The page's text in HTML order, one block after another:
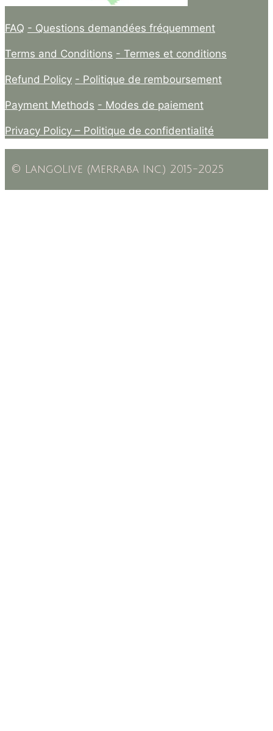
FAQ - Questions demandées fréquemment
Terms and Conditions - Termes et conditions
Refund Policy - Politique de remboursement
Payment Methods - Modes de paiement
Privacy Policy – Politique de confidentialité
© LangoLive (Merraba Inc.) 2015-2025